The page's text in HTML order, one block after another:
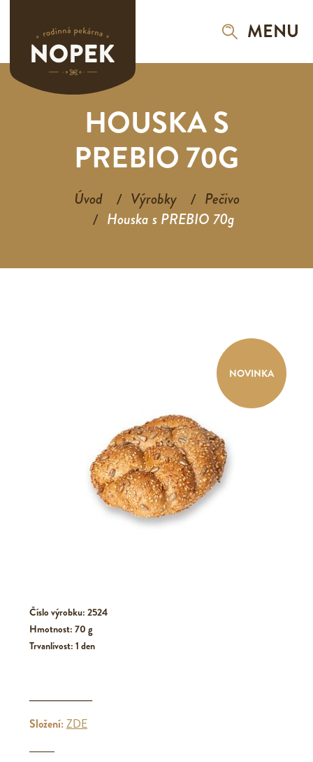
MENU
HOUSKA S
PREBIO 70G
Úvod Výrobky
Pečivo
Houska s PREBIO 70g
NOVINKA
Číslo výrobku: 2524
Hmotnost: 70 g
Trvanlivost: 1 den
Složení:ZDE